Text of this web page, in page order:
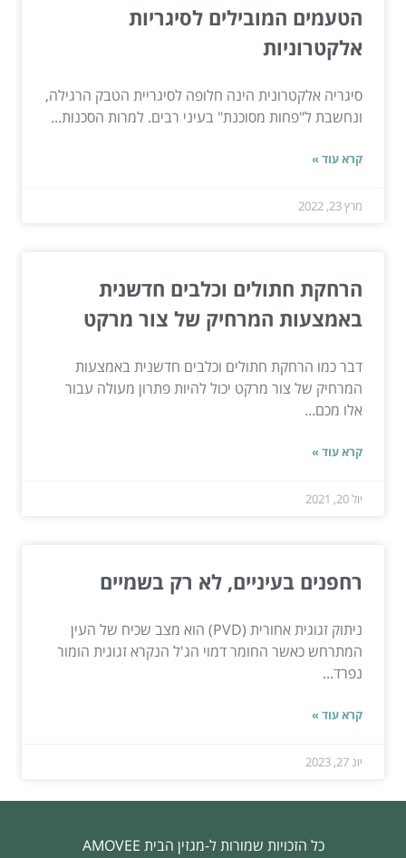
הטעמים המובילים לסיגריות
אלקטרוניות
סיגריה אלקטרונית הינה חלופה לסיגריית הטבק הרגילה,
ונחשבת ל"פחות מסוכנת" בעיני רבים. למרות הסכנות...
קרא עוד »
מרץ 23, 2022
הרחקת חתולים וכלבים חדשנית
באמצעות המרחיק של צור מרקט
דבר כמו הרחקת חתולים וכלבים חדשנית באמצעות
המרחיק של צור מרקט יכול להיות פתרון מעולה עבור
אלו מכם...
קרא עוד »
יול 20, 2021
רחפנים בעיניים, לא רק בשמיים
ניתוק זגוגית אחורית (PVD) הוא מצב שכיח של העין
המתרחש כאשר החומר דמוי הג'ל הנקרא זגוגית הומור
נפרד...
קרא עוד »
יונ 27, 2023
כל הזכויות שמורות ל-מגזין הבית AMOVEE